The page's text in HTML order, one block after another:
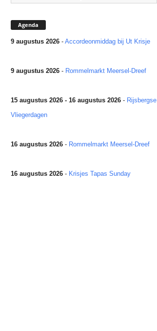
Agenda
9 augustus 2026- Accordeonmiddag bij Ut Krisje
9 augustus 2026- Rommelmarkt Meersel-Dreef
15 augustus 2026 - 16 augustus 2026- Rijsbergse
Vliegerdagen
16 augustus 2026- Rommelmarkt Meersel-Dreef
16 augustus 2026- Krisjes Tapas Sunday